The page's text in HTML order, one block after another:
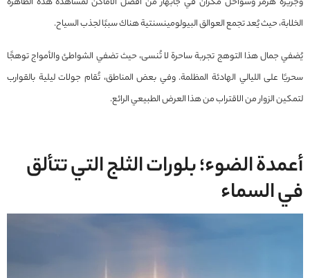
الخلابة، حيث يُعد تجمع العوالق البيولومينسنتية هناك سببًا لجذب السياح.
يُضفي جمال هذا التوهج تجربة ساحرة لا تُنسى، حيث تضفي الشواطئ والأمواج توهجًا
سحريًا على الليالي الهادئة المظلمة. وفي بعض المناطق، تُقام جولات ليلية بالقوارب
لتمكين الزوار من الاقتراب من هذا العرض الطبيعي الرائع.
أعمدة الضوء؛ بلورات الثلج التي تتألق
في السماء